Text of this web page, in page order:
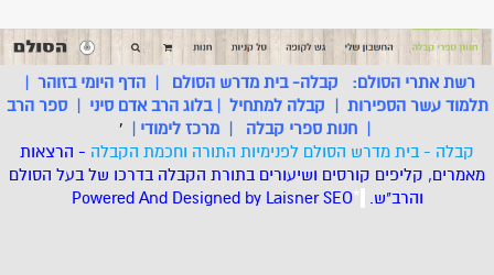
רשת אתרי הסולם: קבלה- בית מדרש הסולם |הדף היומי בזוהר |
תלמוד עשר הספירות | קבלה למתחיל |בלוג הרב אדם סיני |ספר הרב
| חנות ספרי קבלה | מרכז לימודי |
'
קבלה - בית מדרש הסולם לפנימיות התורה וחכמת הקבלה - הרצאות
מאמרים, קליפים קורסים ושיעורים בתורת הקבלה בדרכו של בעל הסולם
והרב"ש. *
Powered And Designed by LaisnerSEO